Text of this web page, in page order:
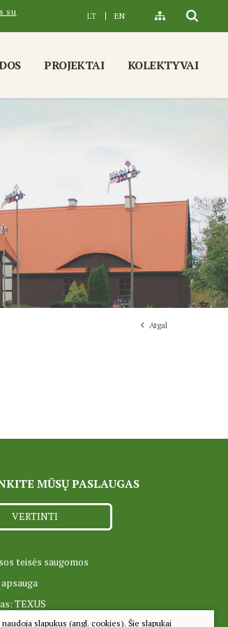
su
LT EN
PROJEKTAI KOLEKTYVAI
Atgal
MŪSŲ PASLAUGAS
VERTINTI
teisės saugomos
TEXUS
slapukus (angl. cookies). Šie slapukai